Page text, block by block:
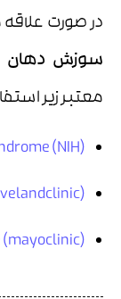
در صورت
سوزش دهان
معتبر زیر
(NIH)